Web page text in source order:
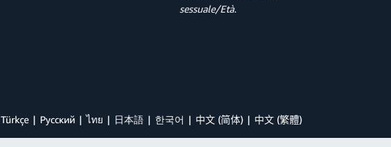
sessuale/Età.
Türkçe Ρусский ไทย 日本語 한국어 中文 (简体) 中文 (繁體)